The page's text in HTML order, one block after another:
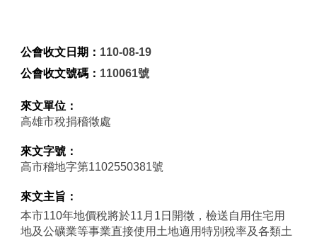
公會收文日期： 110-08-19
公會收文號碼： 110061號
來文單位：
高雄市稅捐稽徵處
來文字號：
高市稽地字第1102550381號
來文主旨：
本市110年地價稅將於11月1日開徵，檢送自用住宅用
地及公礦業等事業直接使用土地適用特別稅率及各類土